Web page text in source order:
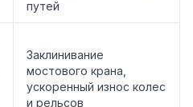
путей
Заклинивание
мостового крана,
ускоренный износ колес
и рельсов